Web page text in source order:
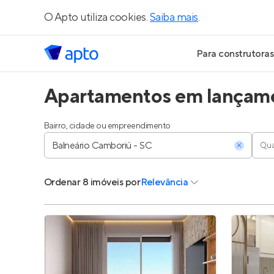
O Apto utiliza cookies.Saiba mais.
Para construtoras
Geração de
Geração de
Parcerias
Anunciar
Apartamentos em
Bairro, cidade ou empreendimento
Ordenar 8 imóveis porRelevância